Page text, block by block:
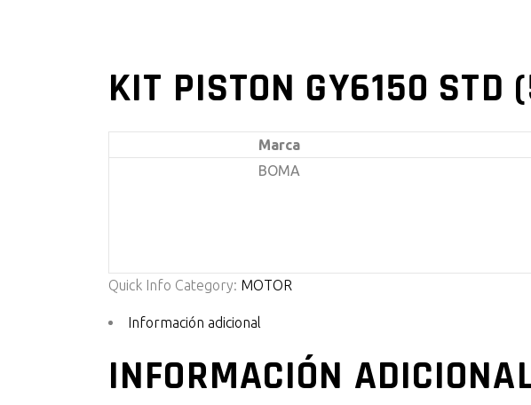
KIT PISTON GY6150
Marca
BOMA
Quick Info Category: MOTOR
Información adicional
INFORMACIÓN